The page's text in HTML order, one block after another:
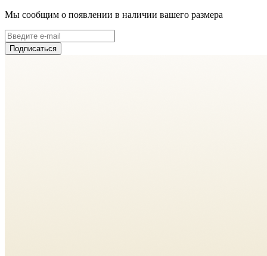
Мы сообщим о появлении в наличии вашего размера
Подписаться